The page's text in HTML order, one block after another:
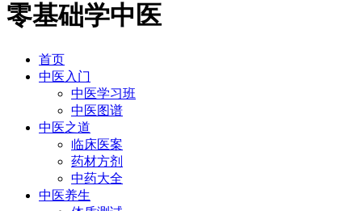
零基础学中医
首页
中医入门
中医学习班
中医图谱
中医之道
临床医案
药材方剂
中药大全
中医养生